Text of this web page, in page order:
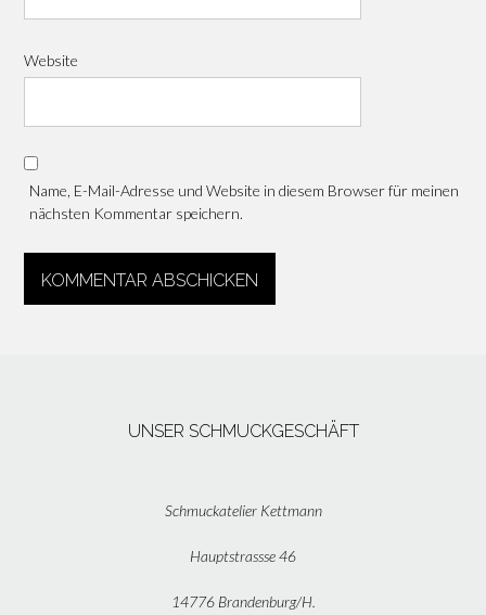
Website
Name, E-Mail-Adresse und Website in diesem Browser für meinen
nächsten Kommentar speichern.
UNSER SCHMUCKGESCHÄFT
Schmuckatelier Kettmann
Hauptstrassse 46
14776 Brandenburg/H.